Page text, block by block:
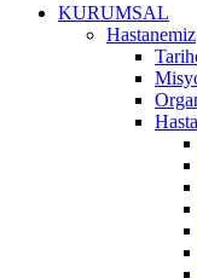
KURUMSAL
Hastanemiz